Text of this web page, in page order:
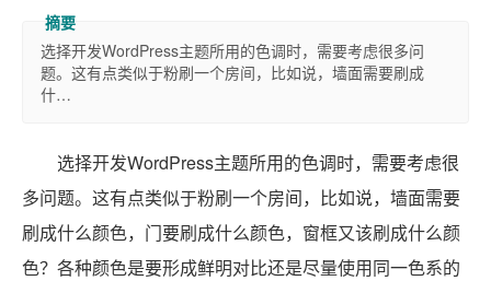
选择开发WordPress主题所用的色调时，需要考虑很多问
题。这有点类似于粉刷一个房间，比如说，墙面需要刷成
什…
选择开发WordPress主题所用的色调时，需要考虑很
多问题。这有点类似于粉刷一个房间，比如说，墙面需要
刷成什么颜色，门要刷成什么颜色，窗框又该刷成什么颜
色？各种颜色是要形成鲜明对比还是尽量使用同一色系的